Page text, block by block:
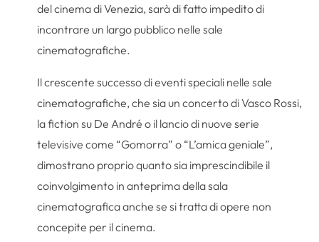
del cinema di Venezia, sarà di fatto impedito di
incontrare un largo pubblico nelle sale
cinematografiche.
Il crescente successo di eventi speciali nelle sale
cinematografiche, che sia un concerto di Vasco Rossi,
la fiction su De André o il lancio di nuove serie
televisive come “Gomorra” o “L’amica geniale”,
dimostrano proprio quanto sia imprescindibile il
coinvolgimento in anteprima della sala
cinematografica anche se si tratta di opere non
concepite per il cinema.